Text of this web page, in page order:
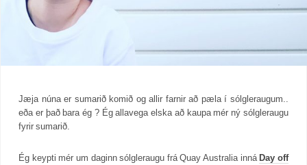
Jæja núna er sumarið komið og allir farnir að pæla í sólgleraugum..
eða er það bara ég ? Ég allavega elska að kaupa mér ný sólgleraugu
fyrir sumarið.
Ég keypti mér um daginn sólgleraugu frá Quay Australia inná Day off